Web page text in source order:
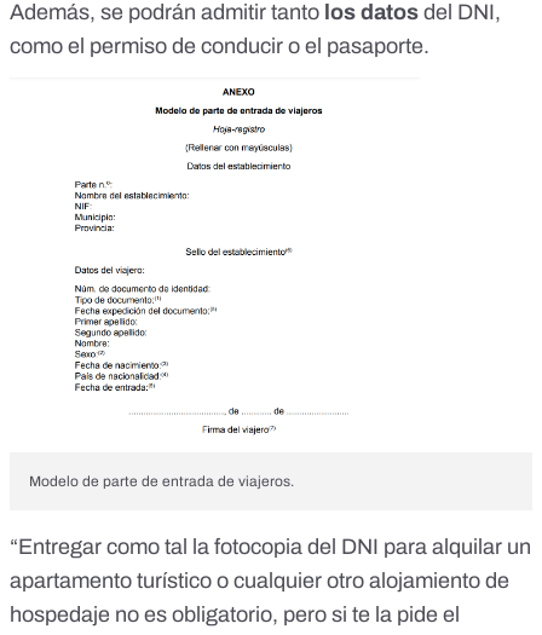
Además, se podrán admitir tanto los datos del DNI,
como el permiso de conducir o el pasaporte.
Modelo de parte de entrada de viajeros.
“Entregar como tal la fotocopia del DNI para alquilar un
apartamento turístico o cualquier otro alojamiento de
hospedaje no es obligatorio, pero si te la pide el